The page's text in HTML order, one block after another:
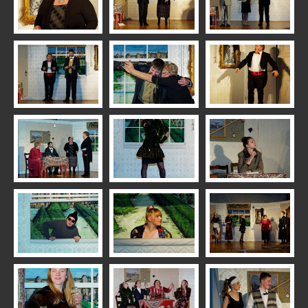
2023 Feuerwehr 112
2023 Kaktusblüten: Honolulu
2022 RFV Vereinsfest
2022 Dorfflohmarkt
2021 Advent
2020 Lichterfahrt
2020 Advent
2020 Laternen
2020 Kaktusblüten: Ein genialer Plan
2019 Weihnachtsmarkt
2019 TSV Vereinsfest